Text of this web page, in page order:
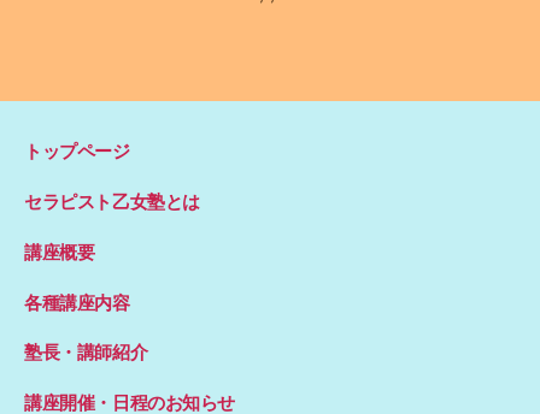
トップページ
セラピスト乙女塾とは
講座概要
各種講座内容
塾長・講師紹介
講座開催・日程のお知らせ